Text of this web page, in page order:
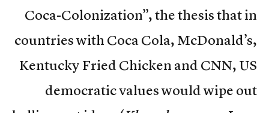
Coca-Colonization”, the thesis that in
countries with Coca Cola, McDonald’s,
Kentucky Fried Chicken and CNN, US
democratic values would wipe out